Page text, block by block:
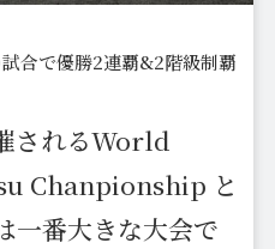
合で優勝2連覇&2階級制覇
されるWorld
Chanpionship と
一番大きな大会で